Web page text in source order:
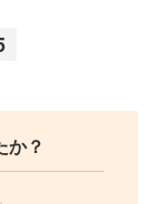
か？